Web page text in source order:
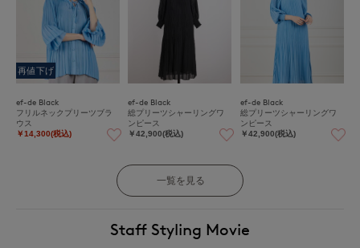
再値下げ
ef-de Black
フリルネックプリーツブラ
ウス
￥14,300(税込)
ef-de Black
総プリーツシャーリングワ
ンピース
￥42,900(税込)
ef-de Black
総プリーツシャーリングワ
ンピース
￥42,900(税込)
一覧を見る
Staff Styling Movie